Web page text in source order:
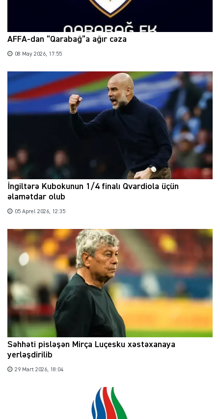
AFFA-dan “Qarabağ”a ağır cəza
08 May 2026, 17:55
İngiltərə Kubokunun 1/4 finalı Qvardiola üçün
əlamətdar olub
05 Aprel 2026, 12:35
Səhhəti pisləşən Mirça Luçesku xəstəxanaya
yerləşdirilib
29 Mart 2026, 18:04